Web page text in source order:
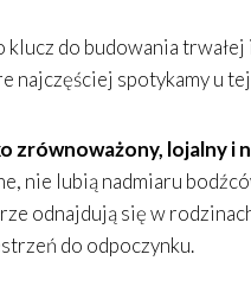
do budowania
najczęściej spotykamy u
zrównoważony, lojalny i
nie lubią nadmiaru
odnajdują się w
do odpoczynku.